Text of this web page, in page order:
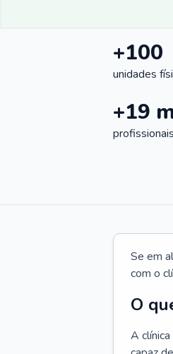
+100
unidades
+19
Se em
com o
O
A